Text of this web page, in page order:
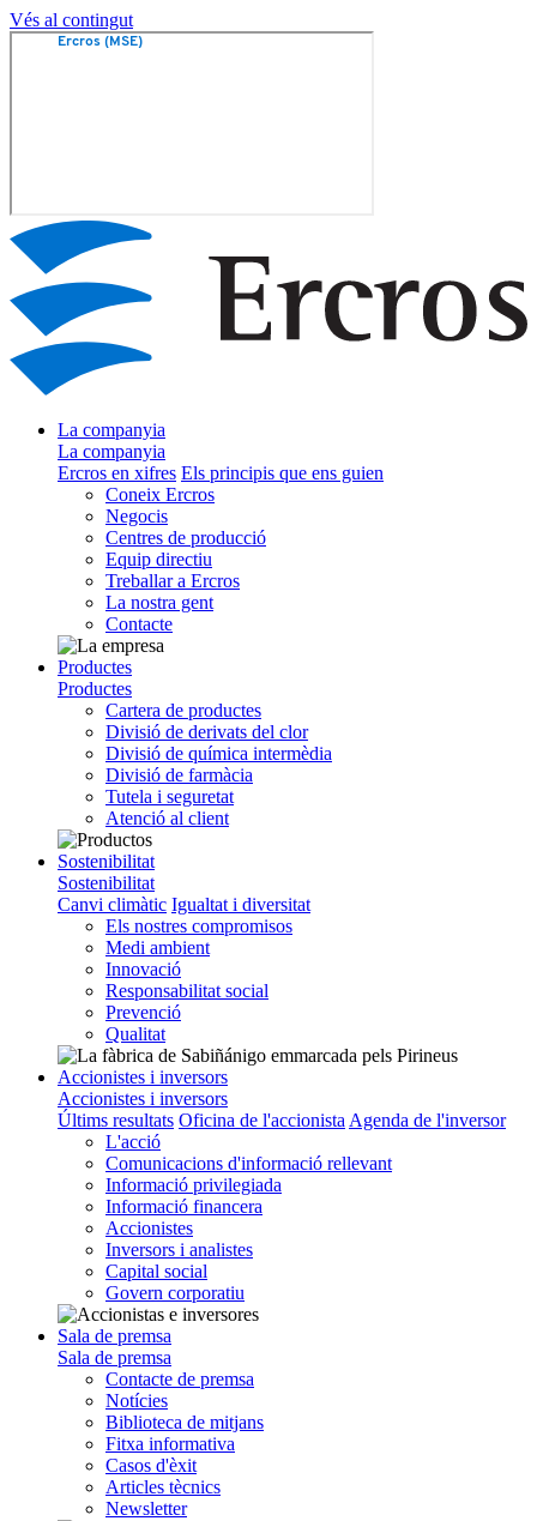
Vés al contingut
La companyia
La companyia
Ercros en xifres Els principis que ens guien
Coneix Ercros
Negocis
Centres de producció
Equip directiu
Treballar a Ercros
La nostra gent
Contacte
Productes
Productes
Cartera de productes
Divisió de derivats del clor
Divisió de química intermèdia
Divisió de farmàcia
Tutela i seguretat
Atenció al client
Sostenibilitat
Sostenibilitat
Canvi climàtic Igualtat i diversitat
Els nostres compromisos
Medi ambient
Innovació
Responsabilitat social
Prevenció
Qualitat
Accionistes i inversors
Accionistes i inversors
Últims resultats Oficina de l'accionista Agenda de l'inversor
L'acció
Comunicacions d'informació rellevant
Informació privilegiada
Informació financera
Accionistes
Inversors i analistes
Capital social
Govern corporatiu
Sala de premsa
Sala de premsa
Contacte de premsa
Notícies
Biblioteca de mitjans
Fitxa informativa
Casos d'èxit
Articles tècnics
Newsletter